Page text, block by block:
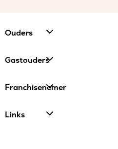
Ouders
Gastouders
Franchisenemer
Links